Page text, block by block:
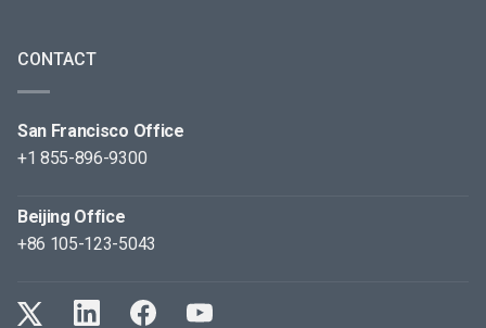
CONTACT
San Francisco Office
+1 855-896-9300
Beijing Office
+86 105-123-5043